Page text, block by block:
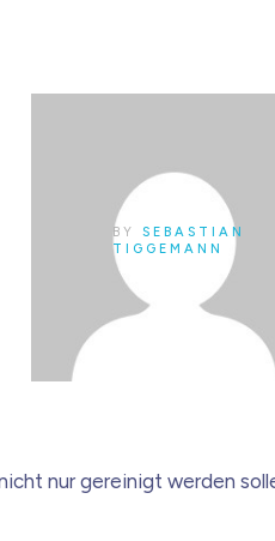
BYSEBASTIAN
TIGGEMANN
nur gereinigt werden